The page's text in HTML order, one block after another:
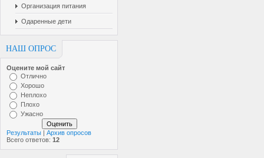
Организация питания
Одаренные дети
НАШ ОПРОС
Оцените мой сайт
Отлично
Хорошо
Неплохо
Плохо
Ужасно
Результаты | Архив опросов
Всего ответов: 12